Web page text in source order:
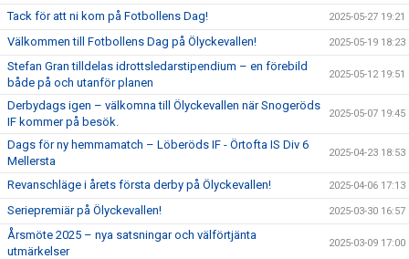
Tack för att ni kom på Fotbollens Dag! 2025-05-27 19:21
Välkommen till Fotbollens Dag på Ölyckevallen! 2025-05-19 18:23
Stefan Gran tilldelas idrottsledarstipendium – en förebild
både på och utanför planen
2025-05-12 19:51
Derbydags igen – välkomna till Ölyckevallen när Snogeröds
IF kommer på besök.
2025-05-07 19:45
Dags för ny hemmamatch – Löberöds IF - Örtofta IS Div 6
Mellersta
2025-04-23 18:53
Revanschläge i årets första derby på Ölyckevallen! 2025-04-06 17:13
Seriepremiär på Ölyckevallen! 2025-03-30 16:57
Årsmöte 2025 – nya satsningar och välförtjänta
utmärkelser
2025-03-09 17:00